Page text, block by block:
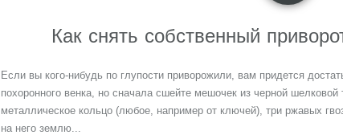
Как снять собственный
Если вы кого-нибудь по глупости приворожили, вам придется
похоронного венка, но сначала сшейте мешочек из черной
металлическое кольцо (любое, например от ключей), три ржавых
на него землю...